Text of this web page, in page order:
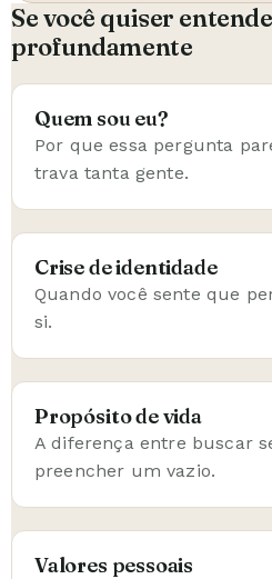
Se você quiser
profundamente
Quem sou eu?
Por que essa pergunta
trava tanta gente.
Crise de identidade
Quando você sente que
si.
Propósito de vida
A diferença entre buscar
preencher um vazio.
Valores pessoais